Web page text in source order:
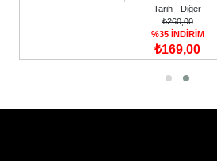
Tarih - Diğer
₺260,00
%35 İNDİRİM
₺169,00